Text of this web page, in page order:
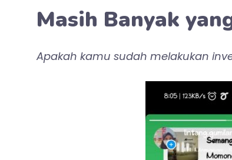
Masih Banyak
Apakah kamu sudah melakukan